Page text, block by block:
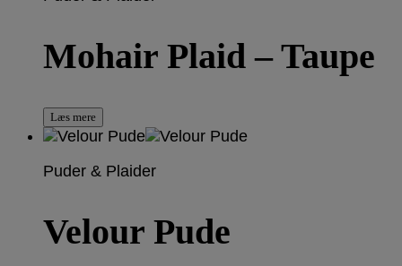
Mohair Plaid – Taupe
Læs mere
Puder & Plaider
Velour Pude